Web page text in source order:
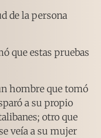
de la persona
que estas pruebas
hombre que tomó
a su propio
otro que
veía a su mujer